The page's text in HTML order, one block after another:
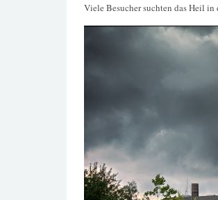
Viele Besucher suchten das Heil